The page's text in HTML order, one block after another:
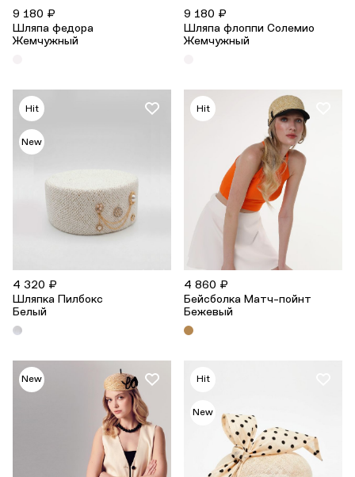
9 180 ₽
Шляпа федора
Жемчужный
9 180 ₽
Шляпа флоппи Солемио
Жемчужный
Hit
New
4 320 ₽
Шляпка Пилбокс
Белый
Hit
4 860 ₽
Бейсболка Матч-пойнт
Бежевый
New Hit
New